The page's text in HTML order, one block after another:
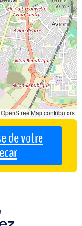
contributors
de votre